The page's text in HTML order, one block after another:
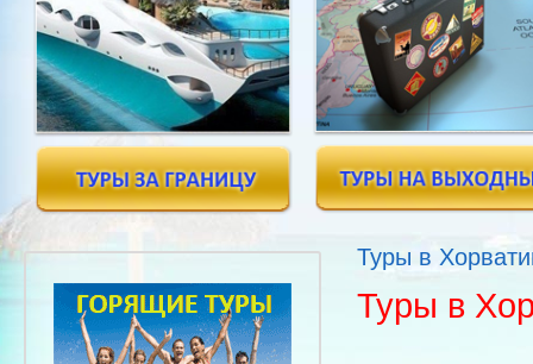
Туры в
Туры в